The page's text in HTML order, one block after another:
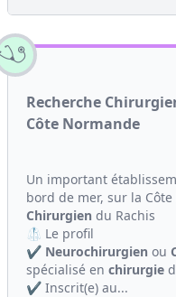
Recherche
Côte Normande
Un important
bord de mer, sur la
Chirurgien du Rachis
🥼 Le profil
✔️ Neurochirurgien ou
spécialisé en chirurgie
✔️ Inscrit(e) au...